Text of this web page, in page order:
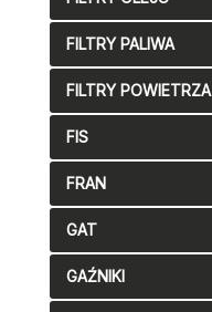
FILTRY PALIWA
FILTRY POWIETRZA
FIS
FRAN
GAT
GAŹNIKI